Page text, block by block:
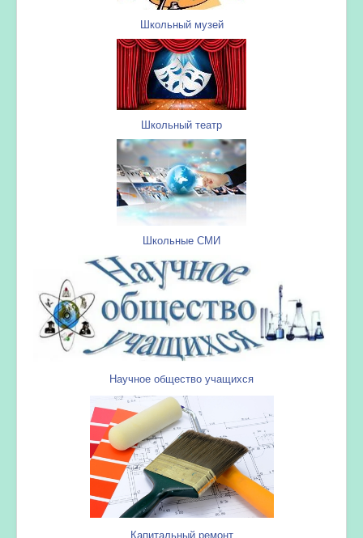
Школьный музей
Школьный театр
Школьные СМИ
Научное общество учащихся
Капитальный ремонт